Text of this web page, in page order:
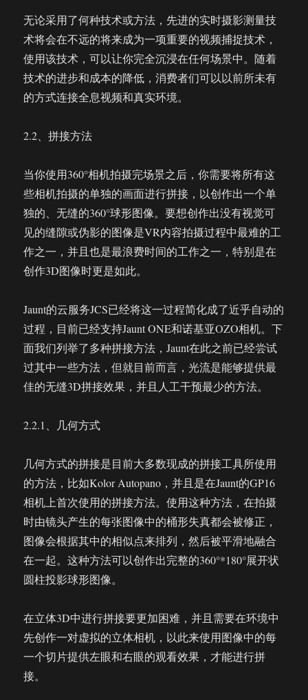
无论采用了何种技术或方法，先进的实时摄影测量技
术将会在不远的将来成为一项重要的视频捕捉技术，
使用该技术，可以让你完全沉浸在任何场景中。随着
技术的进步和成本的降低，消费者们可以以前所未有
的方式连接全息视频和真实环境。
2.2、拼接方法
当你使用360°相机拍摄完场景之后，你需要将所有这
些相机拍摄的单独的画面进行拼接，以创作出一个单
独的、无缝的360°球形图像。要想创作出没有视觉可
见的缝隙或伪影的图像是VR内容拍摄过程中最难的工
作之一，并且也是最浪费时间的工作之一，特别是在
创作3D图像时更是如此。
Jaunt的云服务JCS已经将这一过程简化成了近乎自动的
过程，目前已经支持Jaunt ONE和诺基亚OZO相机。下
面我们列举了多种拼接方法，Jaunt在此之前已经尝试
过其中一些方法，但就目前而言，光流是能够提供最
佳的无缝3D拼接效果，并且人工干预最少的方法。
2.2.1、几何方式
几何方式的拼接是目前大多数现成的拼接工具所使用
的方法，比如Kolor Autopano，并且是在Jaunt的GP16
相机上首次使用的拼接方法。使用这种方法，在拍摄
时由镜头产生的每张图像中的桶形失真都会被修正，
图像会根据其中的相似点来排列，然后被平滑地融合
在一起。这种方法可以创作出完整的360°*180°展开状
圆柱投影球形图像。
在立体3D中进行拼接要更加困难，并且需要在环境中
先创作一对虚拟的立体相机，以此来使用图像中的每
一个切片提供左眼和右眼的观看效果，才能进行拼
接。